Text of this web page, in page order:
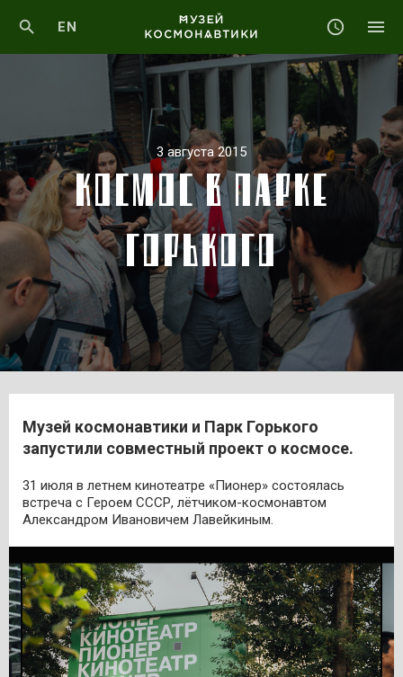
EN
3 августа 2015
КОСМОС В ПАРКЕ
ГОРЬКОГО
Музей космонавтики и Парк Горького
запустили совместный проект о космосе.
31 июля в летнем кинотеатре «Пионер» состоялась
встреча с Героем СССР, лётчиком-космонавтом
Александром Ивановичем Лавейкиным.